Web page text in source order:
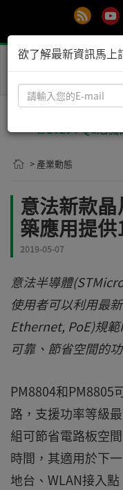
🚨2029 PQC危
> 產業動態
意法新款
築應用提
2019-05-07
意法半導體
使用者可以利用最
Ethernet, PoE)規
可靠、節省空間的
PM8804和PM8805
路，支援功率等級
組可節省電路板空
時間，其適用於下
地台、WLAN接入
欲了解最新資訊馬上
請
輸
您
的
E-